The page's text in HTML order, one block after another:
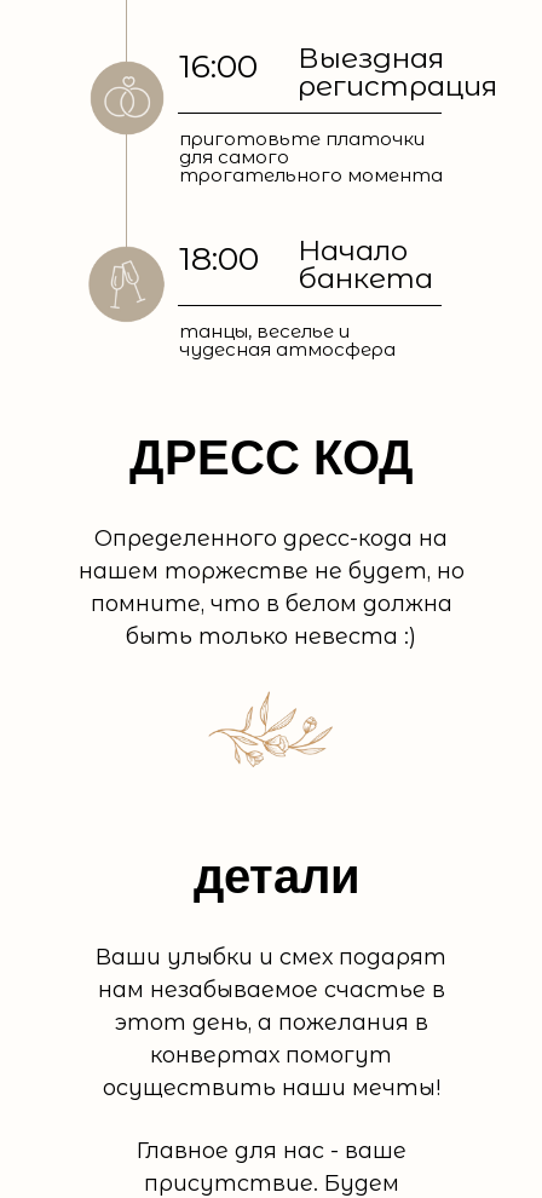
16:00
Выездная
регистрация
приготовьте платочки
для самого
трогательного момента
18:00
Начало
банкета
танцы, веселье и
чудесная атмосфера
ДРЕСС КОД
Определенного дресс-кода на
нашем торжестве не будет, но
помните, что в белом должна
быть только невеста :)
детали
Ваши улыбки и смех подарят
нам незабываемое счастье в
этот день, а пожелания в
конвертах помогут
осуществить наши мечты!
Главное для нас - ваше
присутствие. Будем